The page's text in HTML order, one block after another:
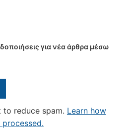
για νέα άρθρα μέσω
to reduce spam. Learn how